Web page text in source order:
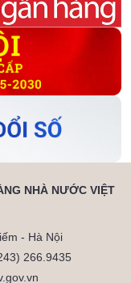
NHÀ NƯỚC VIỆT
- Hà Nội
266.9435